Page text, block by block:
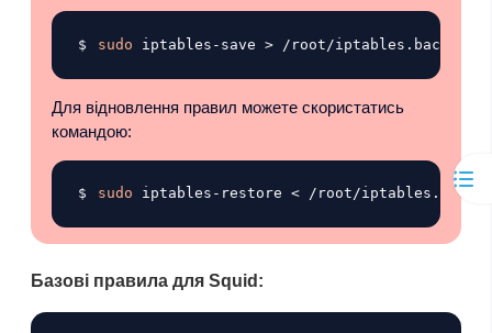
sudo iptables-save > Копіювати
Для відновлення правил можете скористатись
командою:
sudo iptables-restore < Копіювати
Базові правила для Squid: